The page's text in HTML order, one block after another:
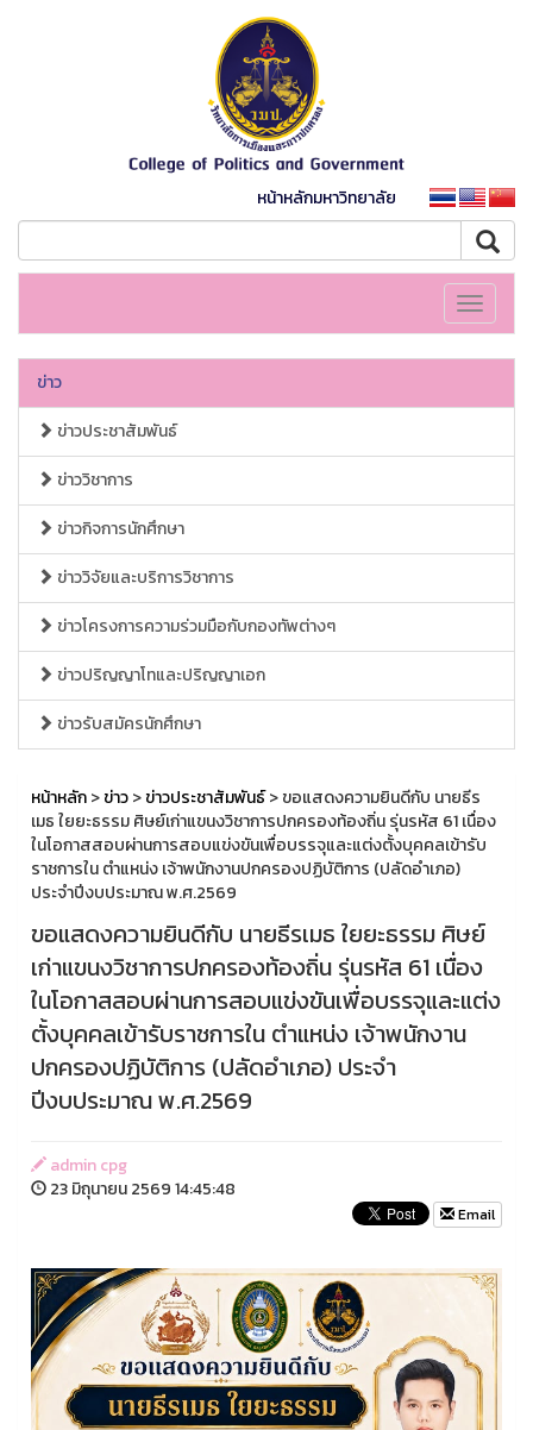
หน้าหลักมหาวิทยาลัย
Toggle
ข่าว
ข่าวประชาสัมพันธ์
ข่าววิชาการ
ข่าวกิจการนักศึกษา
ข่าววิจัยและบริการวิชาการ
ข่าวโครงการความร่วมมือกับกองทัพต่างๆ
ข่าวปริญญาโทและปริญญาเอก
ข่าวรับสมัครนักศึกษา
หน้าหลัก>ข่าว>ข่าวประชาสัมพันธ์> ขอแสดงความยินดีกับ นายธีร
เมธ ใยยะธรรม ศิษย์เก่าแขนงวิชาการปกครองท้องถิ่น รุ่นรหัส 61 เนื่อง
ในโอกาสสอบผ่านการสอบแข่งขันเพื่อบรรจุและแต่งตั้งบุคคลเข้ารับ
ราชการใน ตำแหน่ง เจ้าพนักงานปกครองปฏิบัติการ (ปลัดอำเภอ)
ประจำปีงบประมาณ พ.ศ.2569
ขอแสดงความยินดีกับ นายธีรเมธ ใยยะธรรม ศิษย์
เก่าแขนงวิชาการปกครองท้องถิ่น รุ่นรหัส 61 เนื่อง
ในโอกาสสอบผ่านการสอบแข่งขันเพื่อบรรจุและแต่ง
ตั้งบุคคลเข้ารับราชการใน ตำแหน่ง เจ้าพนักงาน
ปกครองปฏิบัติการ (ปลัดอำเภอ) ประจำ
ปีงบประมาณ พ.ศ.2569
admin cpg
23 มิถุนายน 2569 14:45:48
Email